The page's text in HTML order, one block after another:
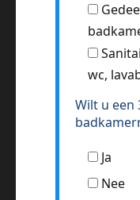
wc,
Wilt u
Ja
Nee